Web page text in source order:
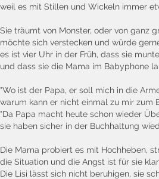
weil es mit Stillen und Wickeln immer
Sie träumt von Monster, oder von ganz
möchte sich verstecken und würde
es ist vier Uhr in der Früh, dass sie
und dass sie die Mama im Babyphone
"Wo ist der Papa, er soll mich in die
warum kann er nicht einmal zu mir zum
"Da Papa macht heute schon wieder
sie haben sicher in der Buchhaltung
Die Mama probiert es mit Hochheben,
die Situation und die Angst ist für sie
Die Lisi lässt sich nicht beruhigen, sie